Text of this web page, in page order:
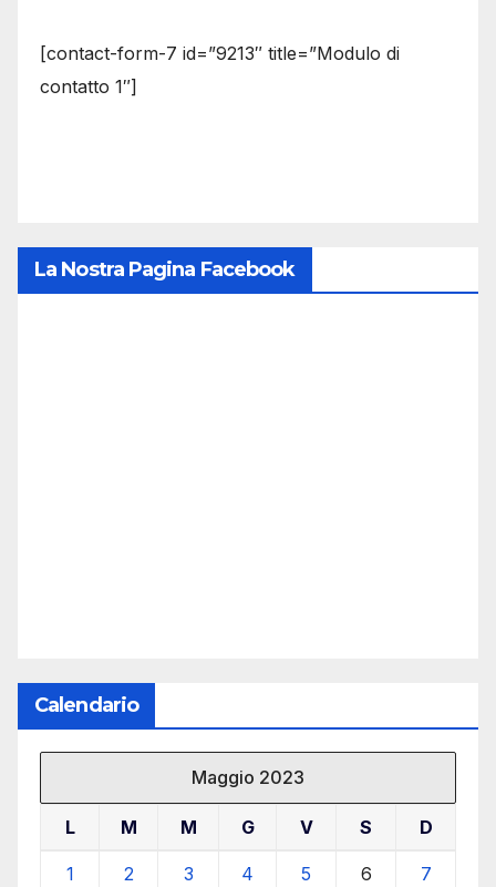
[contact-form-7 id=”9213″ title=”Modulo di
contatto 1″]
La Nostra Pagina Facebook
Calendario
Maggio 2023
L M M G V S D
1 2 3 4 5 6 7